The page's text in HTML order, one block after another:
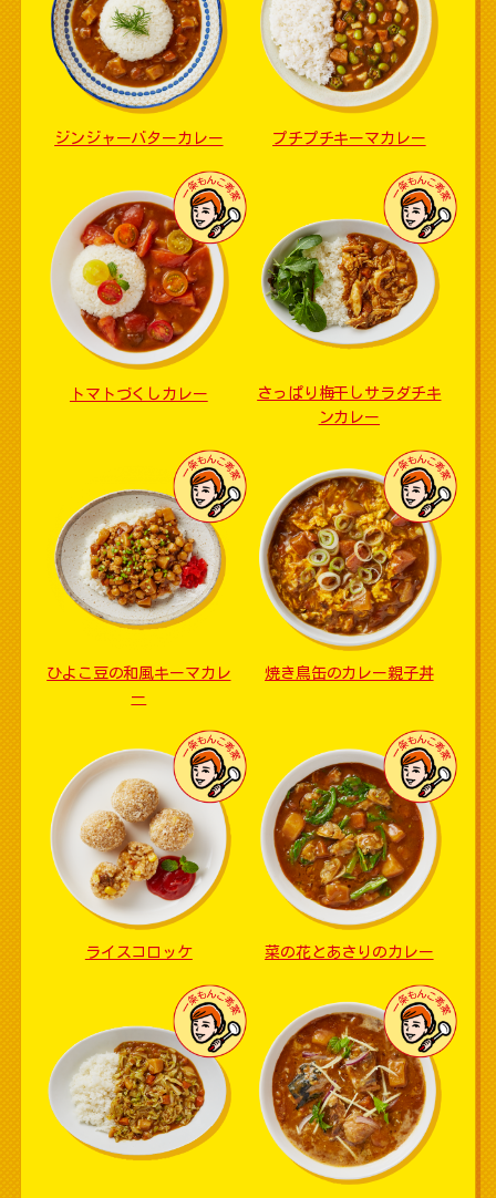
ジンジャーバターカレー プチプチキーマカレー
トマトづくしカレー
さっぱり梅干しサラダチキ
ンカレー
ひよこ豆の和風キーマカレ
ー
焼き鳥缶のカレー親子丼
ライスコロッケ 菜の花とあさりのカレー